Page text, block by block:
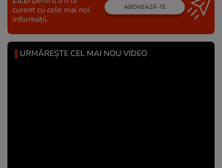
curent cu cele mai noi
informații.
ABONEAZĂ-TE
URMĂREȘTE CEL MAI NOU VIDEO